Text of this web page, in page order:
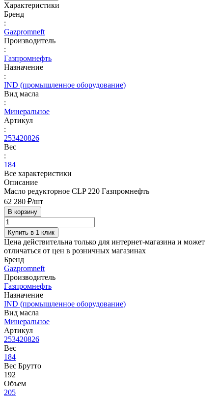
Характеристики
Бренд
:
Gazpromneft
Производитель
:
Газпромнефть
Назначение
:
IND (промышленное оборудование)
Вид масла
:
Минеральное
Артикул
:
253420826
Вес
:
184
Все характеристики
Описание
Масло редукторное CLP 220 Газпромнефть
62 280 ₽/шт
В корзину
Купить в 1 клик
Цена действительна только для интернет-магазина и может
отличаться от цен в розничных магазинах
Бренд
Gazpromneft
Производитель
Газпромнефть
Назначение
IND (промышленное оборудование)
Вид масла
Минеральное
Артикул
253420826
Вес
184
Вес Брутто
192
Объем
205